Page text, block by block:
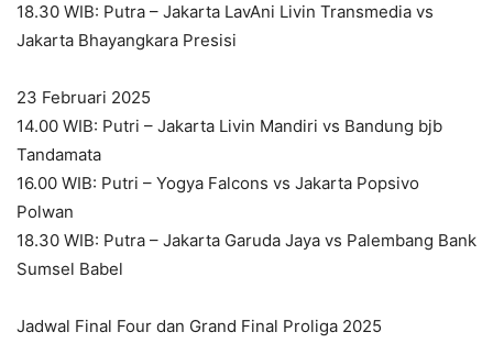
18.30 WIB: Putra – Jakarta LavAni Livin Transmedia vs
Jakarta Bhayangkara Presisi
23 Februari 2025
14.00 WIB: Putri – Jakarta Livin Mandiri vs Bandung bjb
Tandamata
16.00 WIB: Putri – Yogya Falcons vs Jakarta Popsivo
Polwan
18.30 WIB: Putra – Jakarta Garuda Jaya vs Palembang Bank
Sumsel Babel
Jadwal Final Four dan Grand Final Proliga 2025